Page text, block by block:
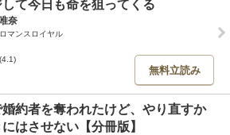
て今日も命を狙ってくる
奈
マンスロイヤル
(4.1)
無料立読み
約者を奪われたけど、やり直すか
はさせない【分冊版】